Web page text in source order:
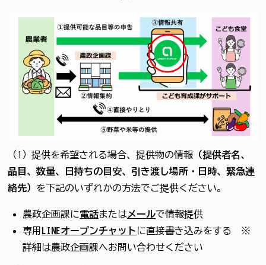
（1）提供を希望される場合、提供物の情報 （提供者名、
品目、数量、日持ちの目安、引き渡し場所・日時、緊急連
絡先） を下記のいずれかの方法でご提供ください。
農政企画課に電話またはメールで情報提供
専用 LINEオープンチャット に直接書き込みをする ※
詳細は農政企画課へお問い合わせください